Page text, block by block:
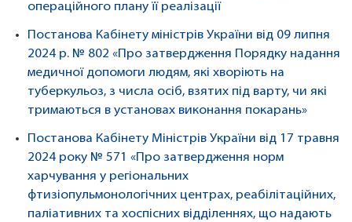
операційного плану її реалізації
Постанова Кабінету міністрів України від 09 липня
2024 р. № 802 «Про затвердження Порядку надання
медичної допомоги людям, які хворіють на
туберкульоз, з числа осіб, взятих під варту, чи які
тримаються в установах виконання покарань»
Постанова Кабінету Міністрів України від 17 травня
2024 року № 571 «Про затвердження норм
харчування у регіональних
фтизіопульмонологічних центрах, реабілітаційних,
паліативних та хоспісних відділеннях, що надають